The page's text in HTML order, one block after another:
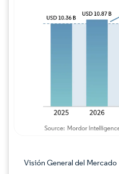
Visión General del Mercado